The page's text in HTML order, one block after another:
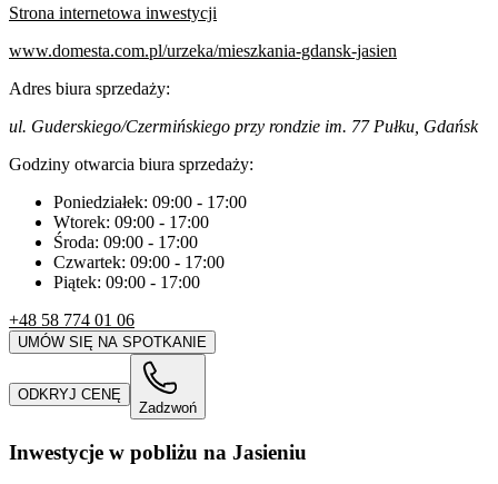
Strona internetowa inwestycji
www.domesta.com.pl/urzeka/mieszkania-gdansk-jasien
Adres biura sprzedaży:
ul. Guderskiego/Czermińskiego przy rondzie im. 77 Pułku, Gdańsk
Godziny otwarcia biura sprzedaży:
Poniedziałek: 09:00 - 17:00
Wtorek: 09:00 - 17:00
Środa: 09:00 - 17:00
Czwartek: 09:00 - 17:00
Piątek: 09:00 - 17:00
+48 58 774 01 06
UMÓW SIĘ NA SPOTKANIE
ODKRYJ CENĘ
Zadzwoń
Inwestycje w pobliżu na Jasieniu